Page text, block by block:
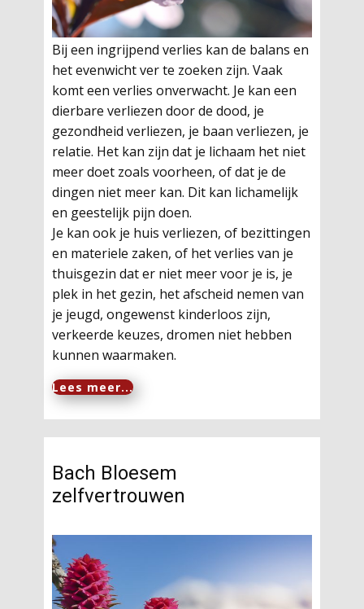
Bij een ingrijpend verlies kan de balans en
het evenwicht ver te zoeken zijn. Vaak
komt een verlies onverwacht. Je kan een
dierbare verliezen door de dood, je
gezondheid verliezen, je baan verliezen, je
relatie. Het kan zijn dat je lichaam het niet
meer doet zoals voorheen, of dat je de
dingen niet meer kan. Dit kan lichamelijk
en geestelijk pijn doen.
Je kan ook je huis verliezen, of bezittingen
en materiele zaken, of het verlies van je
thuisgezin dat er niet meer voor je is, je
plek in het gezin, het afscheid nemen van
je jeugd, ongewenst kinderloos zijn,
verkeerde keuzes, dromen niet hebben
kunnen waarmaken.
Lees meer...
Bach Bloesem
zelfvertrouwen